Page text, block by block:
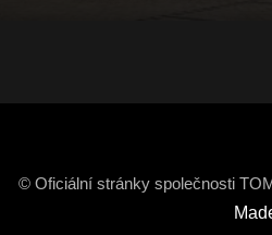
© Oficiální stránky společnosti